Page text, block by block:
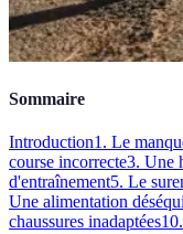
Sommaire
Introduction1. Le
course incorrecte3. Une
d'entraînement5. Le
Une alimentation
chaussures inadaptées